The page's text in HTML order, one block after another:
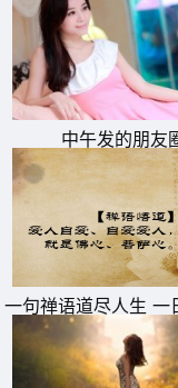
11、爱上一个人并
不可怕，怕的是一
12、真的爱一个人
他重新站在你面前
13、每个人都会找
地想你，三秒回你
饭，听你唱歌，不
中午发的朋友
一句禅语道尽人生 一
句子